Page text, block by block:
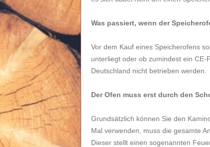
Was passiert, wenn der
Vor dem Kauf eines Speicherofens
unterliegt oder ob zumindest ein
Deutschland nicht betrieben werden.
Der Ofen muss erst durch den
Grundsätzlich können Sie den
Mal verwenden, muss die gesamte
Dieser stellt einen sogenannten